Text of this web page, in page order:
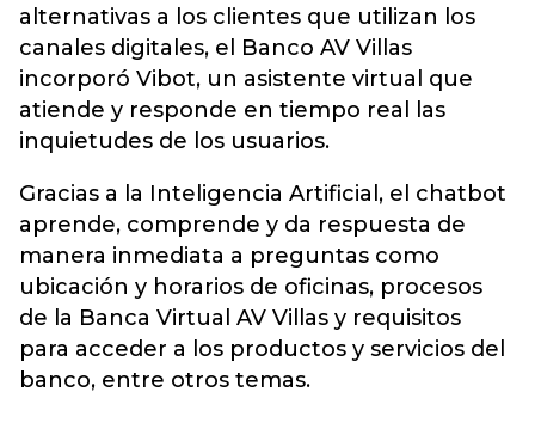
alternativas a los clientes que utilizan los
canales digitales, el Banco AV Villas
incorporó Vibot, un asistente virtual que
atiende y responde en tiempo real las
inquietudes de los usuarios.
Gracias a la Inteligencia Artificial, el chatbot
aprende, comprende y da respuesta de
manera inmediata a preguntas como
ubicación y horarios de oficinas, procesos
de la Banca Virtual AV Villas y requisitos
para acceder a los productos y servicios del
banco, entre otros temas.